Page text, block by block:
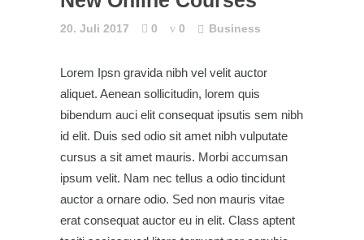
20. Juli 2017 0 0 Business
Lorem Ipsn gravida nibh vel velit auctor
aliquet. Aenean sollicitudin, lorem quis
bibendum auci elit consequat ipsutis sem nibh
id elit. Duis sed odio sit amet nibh vulputate
cursus a sit amet mauris. Morbi accumsan
ipsum velit. Nam nec tellus a odio tincidunt
auctor a ornare odio. Sed non mauris vitae
erat consequat auctor eu in elit. Class aptent